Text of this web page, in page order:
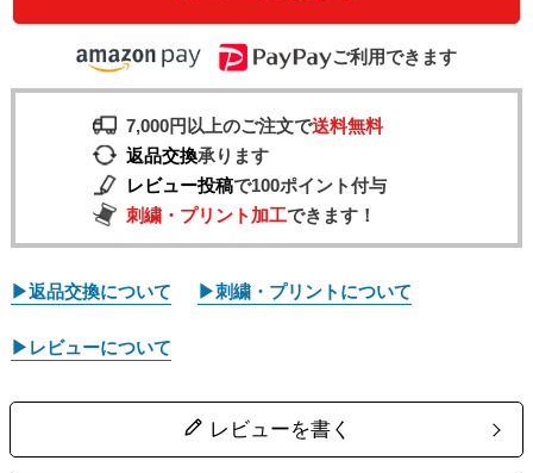
ご利用できます
7,000円以上のご注文で送料無料
返品交換承ります
レビュー投稿で100ポイント付与
刺繍・プリント加工できます！
▶返品交換について ▶刺繍・プリントについて
▶レビューについて
レビューを書く